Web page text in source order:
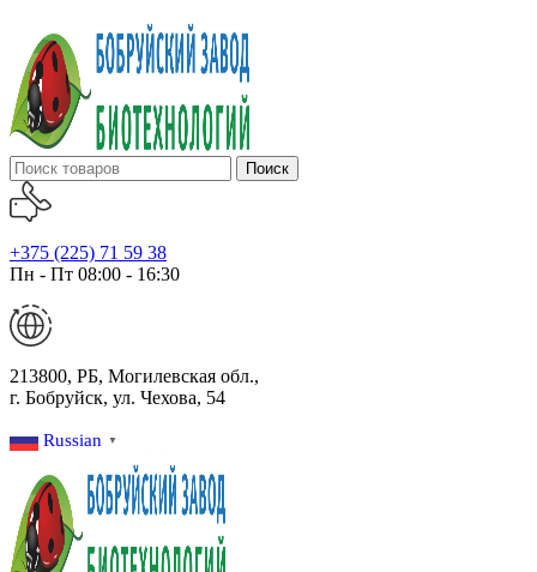
Поиск
+375 (225) 71 59 38
Пн - Пт 08:00 - 16:30
213800, РБ, Могилевская обл.,
г. Бобруйск, ул. Чехова, 54
Russian ▼